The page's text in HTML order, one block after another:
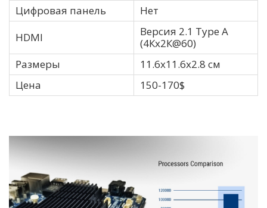
Цифровая панель
Нет
HDMI
Версия 2.1 Type A
(4Кх2К@60)
Размеры
11.6х11.6х2.8 см
Цена
150-170$